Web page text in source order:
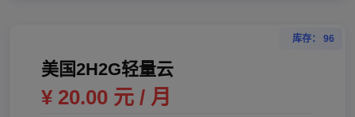
库存： 96
美国2H2G轻量云
¥ 20.00 元 / 月